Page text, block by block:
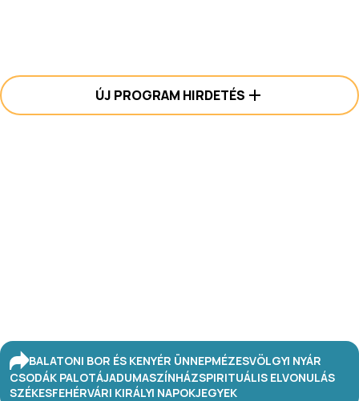
ÚJ PROGRAM HIRDETÉS
BALATONI BOR ÉS KENYÉR ÜNNEPMÉZESVÖLGYI NYÁR
CSODÁK PALOTÁJADUMASZÍNHÁZSPIRITUÁLIS ELVONULÁS
SZÉKESFEHÉRVÁRI KIRÁLYI NAPOKJEGYEK